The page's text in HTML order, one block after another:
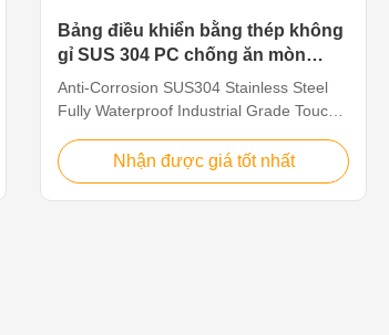
Bảng điều khiển bằng thép không
gỉ SUS 304 PC chống ăn mòn
hoàn toàn không thấm nước để
chế biến thịt
Anti-Corrosion SUS304 Stainless Steel
Fully Waterproof Industrial Grade Touch
QYT’s waterproof computers are built for
tough environments where waterjets or
strong chemicals are used for cleaning.
Nhận được giá tốt nhất